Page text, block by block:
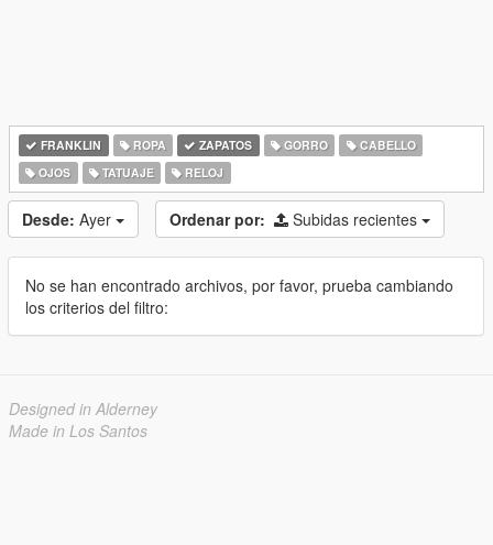
FRANKLIN ROPA ZAPATOS GORRO
CABELLO
OJOS
TATUAJE RELOJ
Desde: Ayer Ordenar por: Subidas recientes
No se han encontrado archivos, por favor, prueba cambiando
los criterios del filtro:
Designed in Alderney
Made in Los Santos